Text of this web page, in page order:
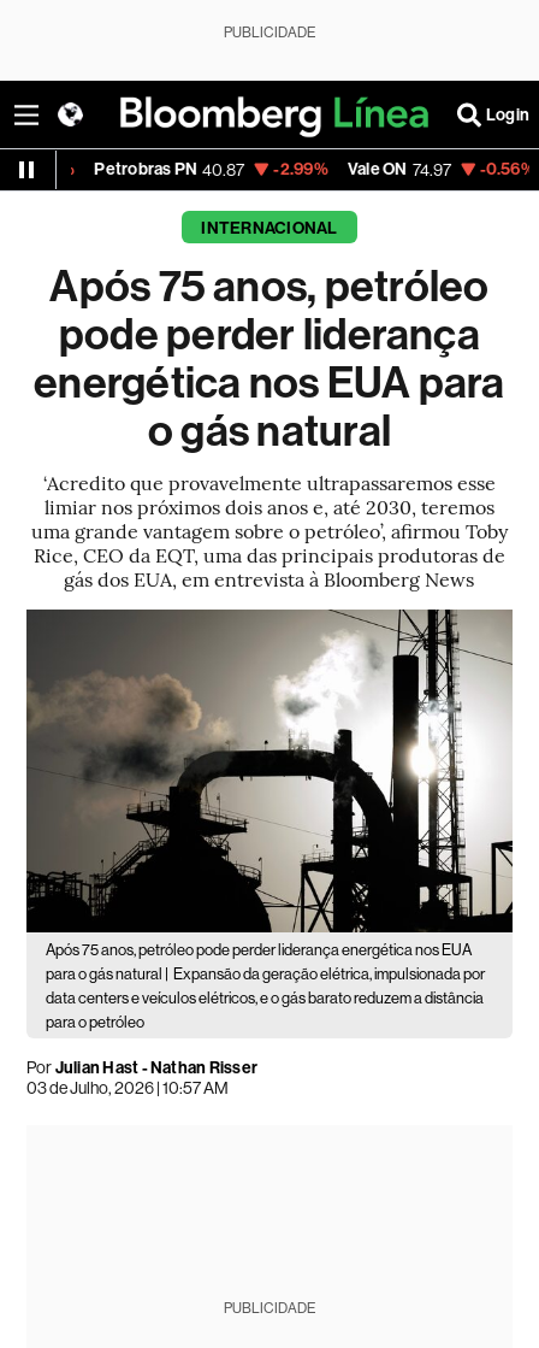
PUBLICIDADE
Login
Petrobras PN 40.87 -2.99% Vale ON 74.97 -0.56% Itaú PN
INTERNACIONAL
Após 75 anos, petróleo
pode perder liderança
energética nos EUA para
o gás natural
‘Acredito que provavelmente ultrapassaremos esse
limiar nos próximos dois anos e, até 2030, teremos
uma grande vantagem sobre o petróleo’, afirmou Toby
Rice, CEO da EQT, uma das principais produtoras de
gás dos EUA, em entrevista à Bloomberg News
Após 75 anos, petróleo pode perder liderança energética nos EUA
para o gás natural |
Expansão da geração elétrica, impulsionada por
data centers e veículos elétricos, e o gás barato reduzem a distância
para o petróleo
PorJulian Hast - Nathan Risser
03 de Julho, 2026 | 10:57 AM
PUBLICIDADE